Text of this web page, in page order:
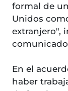
formal de
Unidos
extranjero",
En el
haber